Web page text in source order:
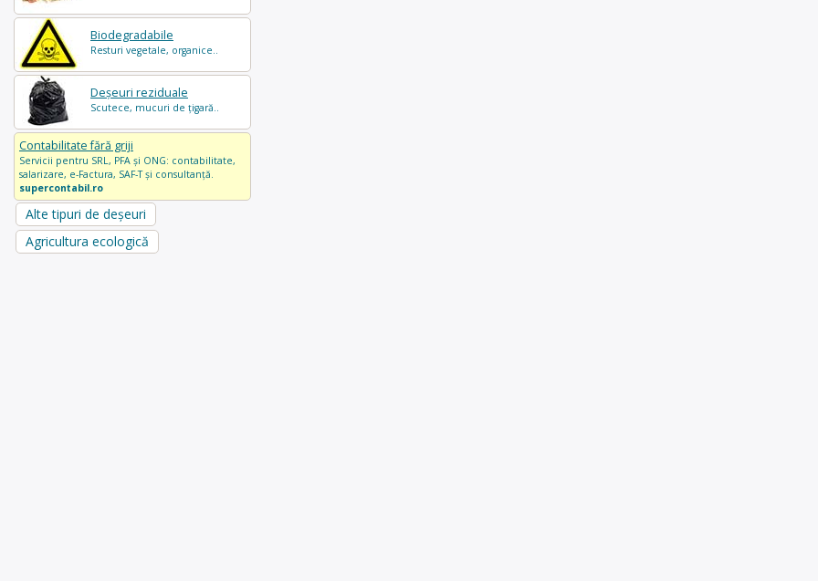
Biodegradabile
Resturi vegetale, organice..
Deșeuri reziduale
Scutece, mucuri de țigară..
Contabilitate fără griji
Servicii pentru SRL, PFA și ONG: contabilitate,
salarizare, e-Factura, SAF-T și consultanță.
supercontabil.ro
Alte tipuri de deșeuri
Agricultura ecologică